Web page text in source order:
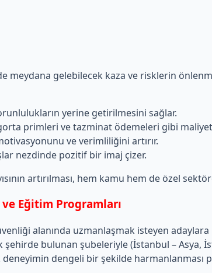
meydana gelebilecek kaza ve risklerin
yerine getirilmesini sağlar.
primleri ve tazminat ödemeleri gibi
ve verimliliğini artırır.
nezdinde pozitif bir imaj çizer.
artırılması, hem kamu hem de özel
ve Eğitim Programları
alanında uzmanlaşmak isteyen
bulunan şubeleriyle (İstanbul – Asya,
dengeli bir şekilde harmanlanması